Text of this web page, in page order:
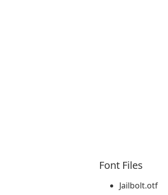
Font Files
Jailbolt.otf